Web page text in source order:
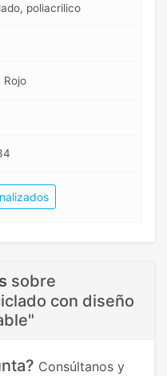
poliacrilico
Rojo
sobre
con diseño
Consúltanos y